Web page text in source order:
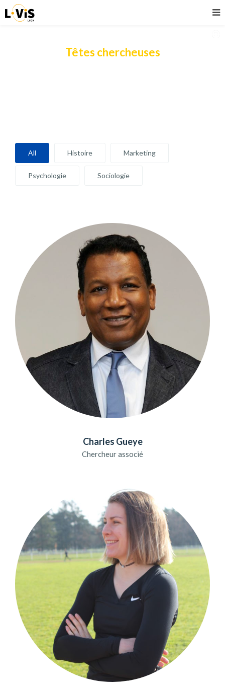
Têtes chercheuses
All Histoire Marketing
Psychologie Sociologie
Charles Gueye
Chercheur associé